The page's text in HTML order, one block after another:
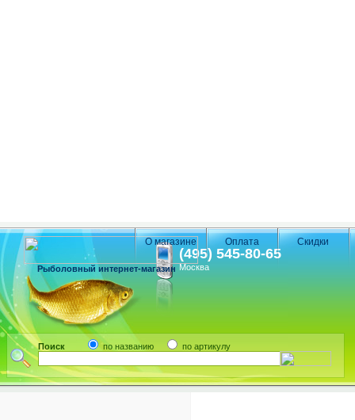
(495) 545-80-65
Москва
Рыболовный интернет-магазин
Поиск по названию по артикулу
О магазине Оплата Скидки